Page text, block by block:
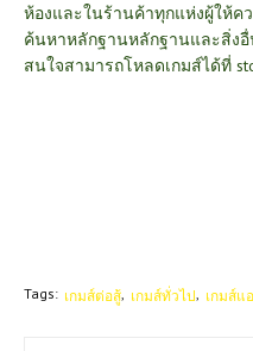
ห้องและในร้านค้าทุกแห่งผู้ให้ค
ค้นหาหลักฐานหลักฐานและสิ่ง
สนใจสามารถโหลดเกมส์ได้ที่
Tags: เกมส์ต่อสู้ เกมส์ทั่วไป เกมส์แ